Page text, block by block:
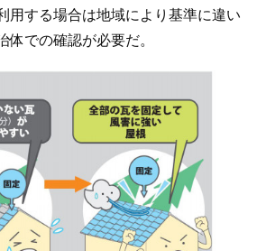
用する場合は地域により基準に違い
での確認が必要だ。